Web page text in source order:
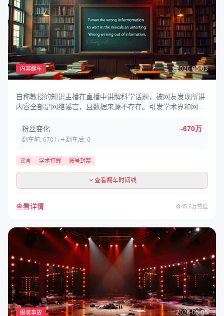
内容翻车 2026-05-03
自称教授的知识主播在直播中讲解科学话题，被网友发现所讲
内容全部是网络谣言，且数据来源不存在。引发学术界和网友
粉丝变化
-670万
翻车前: 670万 翻车后: 0
谣言 学术打假 账号封禁
查看翻车时间线
查看详情 45.6万热度
服装事故 2026-05-05